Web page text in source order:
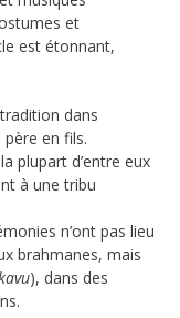
et
est étonnant,
dans
père en fils.
plupart d’entre eux
à une tribu
n’ont pas lieu
brahmanes, mais
), dans des